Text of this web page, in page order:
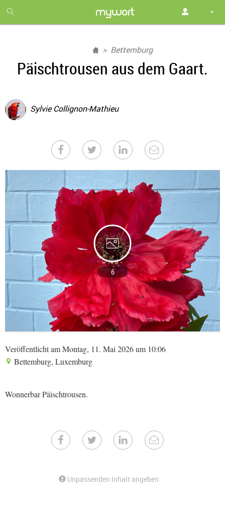
month
free
Bettemburg
Päischtrousen aus dem Gaart.
Sylvie Collignon-Mathieu
6
Veröffentlicht am Montag, 11. Mai 2026 um 10:06
Bettemburg, Luxemburg
Wonnerbar Päischtrousen.
Unpassenden Inhalt angeben